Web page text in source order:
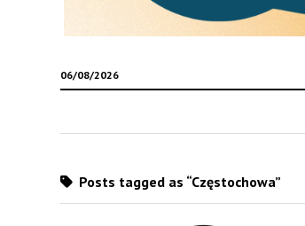
06/08/2026
Posts tagged as “Częstochowa”